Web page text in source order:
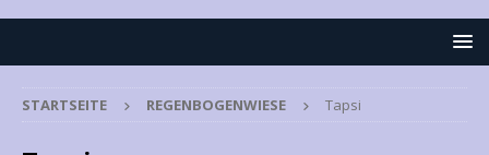
STARTSEITE REGENBOGENWIESE Tapsi